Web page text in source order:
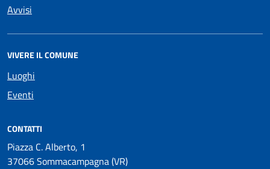
Avvisi
VIVERE IL COMUNE
Luoghi
Eventi
CONTATTI
Piazza C. Alberto, 1
37066 Sommacampagna (VR)